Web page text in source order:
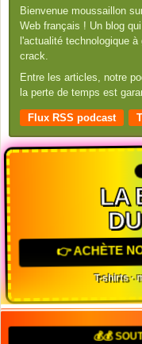
Bienvenue moussaillon
Web français ! Un blog
l'actualité technologique
crack.
Entre les articles, notre
la perte de temps est
Flux RSS podcast
LA
👉 ACHÈTE
T-shirts ·
💰💰